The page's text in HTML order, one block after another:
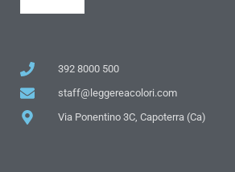
392 8000 500
staff@leggereacolori.com
Via Ponentino 3C, Capoterra (Ca)